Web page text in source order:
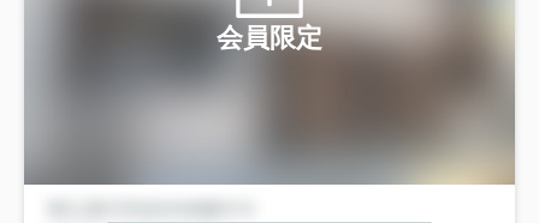
会員限定